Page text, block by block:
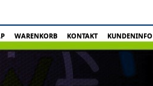
WARENKORB KONTAKT KUNDENINFO